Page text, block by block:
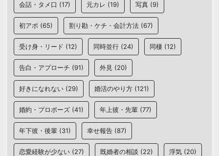
会話・タメ口 (17) 元カレ (19) 写真 (9)
初アポ (65) 割り勘・ケチ・会計方法 (67)
受け身・リード (12) 同時並行 (24) 同棲 (12)
告白・アプローチ (91) 外見 (20)
好きになれない (29) 婚活のやり方 (121)
婚約・プロポーズ (41) 年上彼・先輩 (77)
年下彼・後輩 (31) 幸せ報告 (87)
恋愛経験が少ない (27) 既婚者の相談 (22) 浮気 (20)